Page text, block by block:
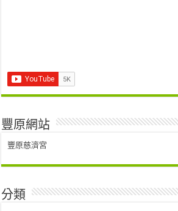
豐原網站
豐原慈濟宮
分類